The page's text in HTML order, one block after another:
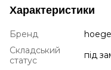
Характеристики
Бренд
Складський
статус
під